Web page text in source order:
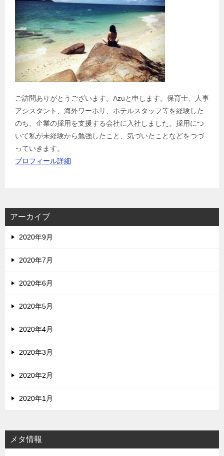
ご訪問ありがとうございます。Azuと申します。保育士、人事
アシスタント、海外ワーホリ、ホテルスタッフ等を経験した
のち、企業の採用を支援する会社に入社しました。採用につ
いて私が未経験から勉強したこと、気づいたことなどをつづ
っていきます。
プロフィール詳細
アーカイブ
2020年9月
2020年7月
2020年6月
2020年5月
2020年4月
2020年3月
2020年2月
2020年1月
メタ情報